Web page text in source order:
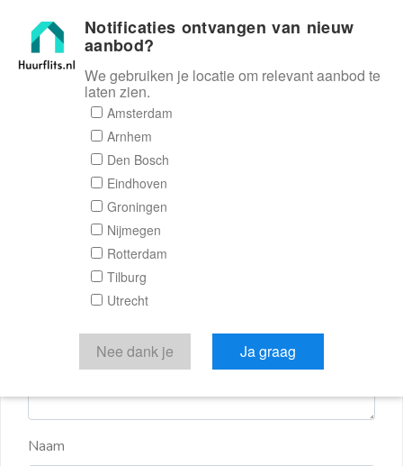
Huurflits
Reactieformulier
Huurflits
Verstuur je bericht
Door een bericht te sturen kom je in contact met de
aanbieder of makelaar van de woning.
Naam
Notificaties ontvangen van nieuw
aanbod?
We gebruiken je locatie om relevant aanbod te
laten zien.
Amsterdam
Arnhem
Den Bosch
Eindhoven
Groningen
Nijmegen
Rotterdam
Tilburg
Utrecht
Nee dank je Ja graag